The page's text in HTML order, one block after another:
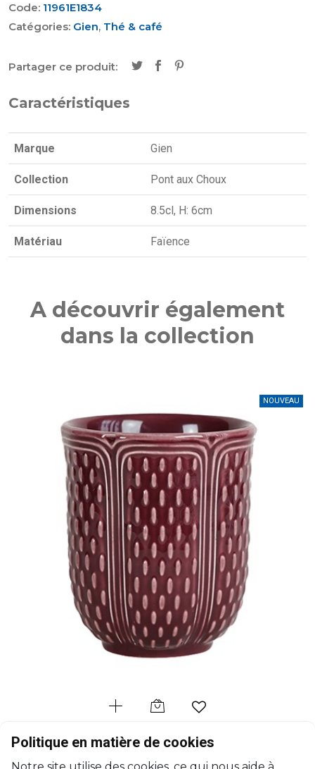
Code: 11961E1834
Catégories: Gien, Thé & café
Partager ce produit:
Caractéristiques
Marque Gien
Collection Pont aux Choux
Dimensions 8.5cl, H: 6cm
Matériau Faïence
A découvrir également
dans la collection
NOUVEAU
GIEN
Politique en matière de cookies